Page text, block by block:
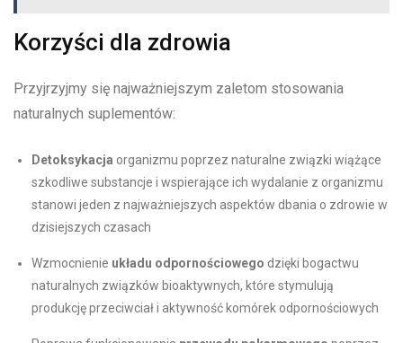
Korzyści dla zdrowia
Przyjrzyjmy się najważniejszym zaletom stosowania
naturalnych suplementów:
Detoksykacja organizmu poprzez naturalne związki wiążące
szkodliwe substancje i wspierające ich wydalanie z organizmu
stanowi jeden z najważniejszych aspektów dbania o zdrowie w
dzisiejszych czasach
Wzmocnienie układu odpornościowego dzięki bogactwu
naturalnych związków bioaktywnych, które stymulują
produkcję przeciwciał i aktywność komórek odpornościowych